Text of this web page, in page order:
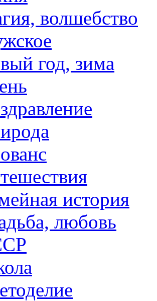
волшебство
год, зима
история
любовь